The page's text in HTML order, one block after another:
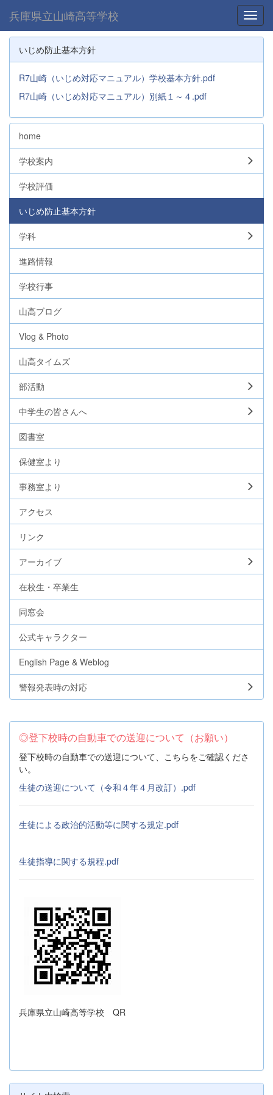
兵庫県立山崎高等学校
いじめ防止基本方針
R7山崎（いじめ対応マニュアル）学校基本方針.pdf
R7山崎（いじめ対応マニュアル）別紙１～４.pdf
home
学校案内
学校評価
いじめ防止基本方針
学科
進路情報
学校行事
山高ブログ
Vlog & Photo
山高タイムズ
部活動
中学生の皆さんへ
図書室
保健室より
事務室より
アクセス
リンク
アーカイブ
在校生・卒業生
同窓会
公式キャラクター
English Page & Weblog
警報発表時の対応
◎登下校時の自動車での送迎について（お願い）
登下校時の自動車での送迎について、こちらをご確認くださ
い。
生徒の送迎について（令和４年４月改訂）.pdf
生徒による政治的活動等に関する規定.pdf
生徒指導に関する規程.pdf
兵庫県立山崎高等学校 QR